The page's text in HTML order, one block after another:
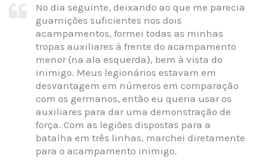
No dia seguinte, deixando ao que me parecia
guarnições suficientes nos dois
acampamentos, formei todas as minhas
tropas auxiliares à frente do acampamento
menor (na ala esquerda), bem à vista do
inimigo. Meus legionários estavam em
desvantagem em números em comparação
com os germanos, então eu queria usar os
auxiliares para dar uma demonstração de
força. Com as legiões dispostas para a
batalha em três linhas, marchei diretamente
para o acampamento inimigo.